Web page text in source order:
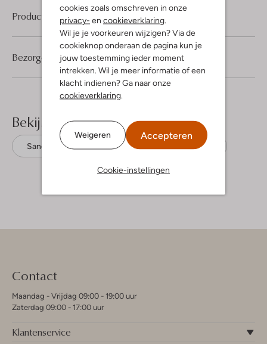
cookies zoals omschreven in onze
privacy- en cookieverklaring
Wil je je voorkeuren wijzigen? Via de
cookieknop onderaan de pagina kun je
jouw toestemming ieder moment
intrekken. Wil je meer informatie of een
klacht indienen? Ga naar onze
cookieverklaring
Weigeren Accepteren
Cookie-instellingen
Product informatie
Bezorgen & retourneren
Bekijk meer
Sandalen met hak Gabor Suède
Contact
Maandag - Vrijdag 09:00 - 19:00 uur
Zaterdag 09:00 - 17:00 uur
Klantenservice